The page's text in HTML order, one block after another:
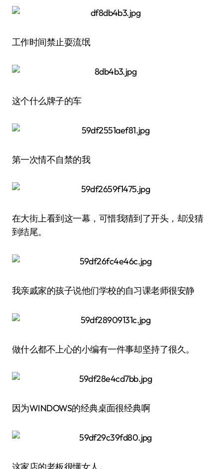
工作时间禁止耍流氓
这个什么牌子的车
第一次情不自禁的我
在大街上看到这一幕，可惜我猜到了开头，却没猜
到结尾。
我亲戚家的孩子说他们学校的自习课老师很安静
做什么都不上心的小编有一件事却坚持了很久。
因为WINDOWS的经典桌面很经典啊